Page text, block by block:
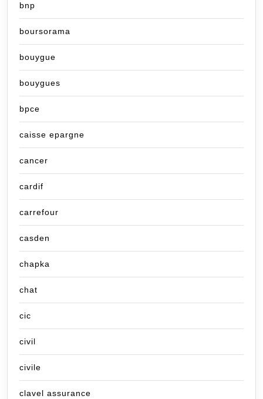
bnp
boursorama
bouygue
bouygues
bpce
caisse epargne
cancer
cardif
carrefour
casden
chapka
chat
cic
civil
civile
clavel assurance